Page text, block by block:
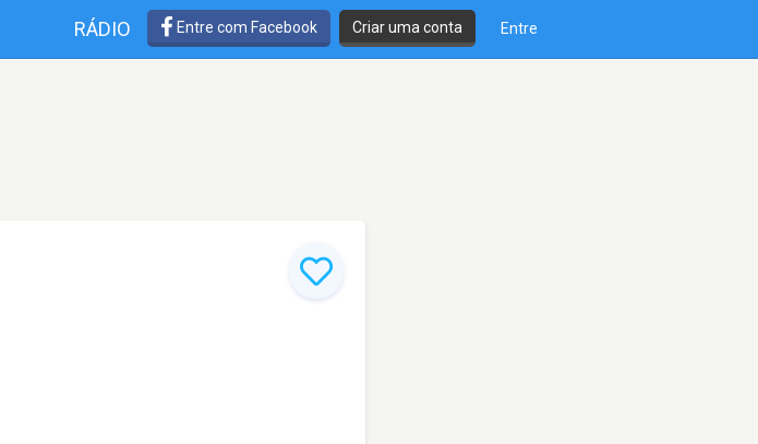
RÁDIO Entre com Facebook Criar uma conta Entre